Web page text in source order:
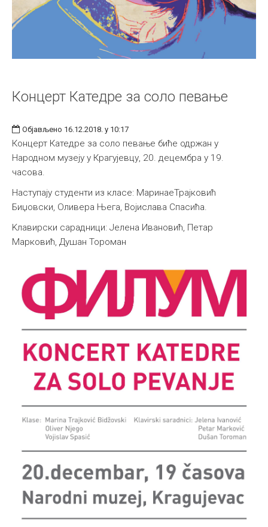
Концерт Катедре за соло певање
Објављено 16.12.2018. у 10:17
Концерт Катедре за соло певање биће одржан у
Народном музеју у Крагујевцу, 20. децембра у 19.
часова.
Наступају студенти из класе: МаринаеТрајковић
Биџовски, Оливера Њега, Војислава Спасића.
Kлавирски сарадници: Јелена Ивановић, Петар
Марковић, Душан Тороман